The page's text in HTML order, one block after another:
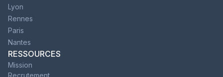
Lyon
Rennes
Paris
Nantes
RESSOURCES
Mission
Recrutement